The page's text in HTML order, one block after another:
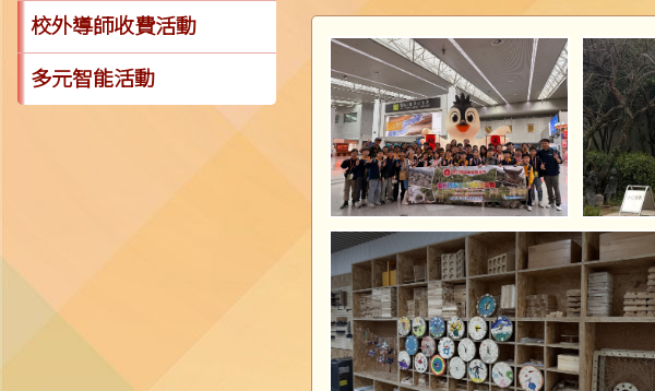
校外導師收費活動
多元智能活動